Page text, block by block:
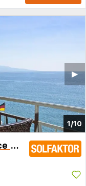
1/10
▶︎
Best Western Plus Hotel Prince de Galles